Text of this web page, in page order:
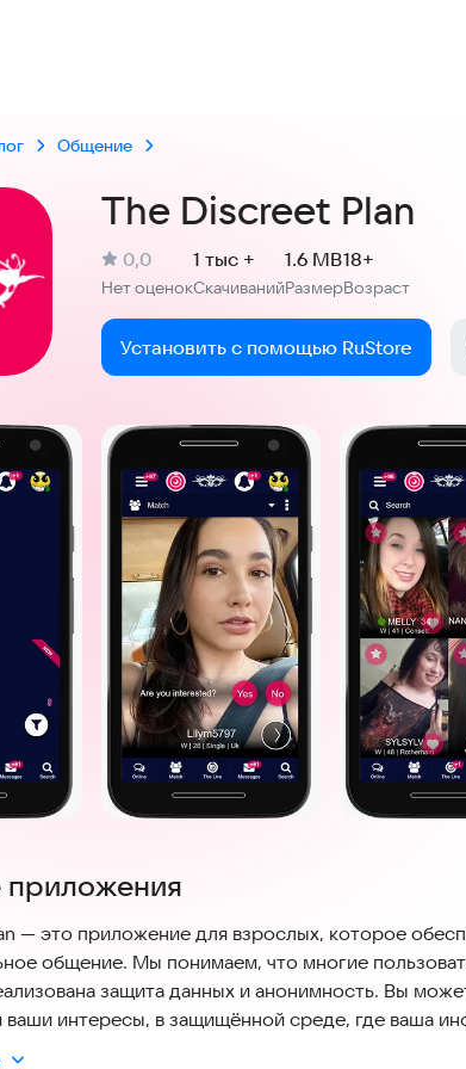
Общение
The Discreet Plan
Рейтинг:
0,0
Нет оценокСкачиваний
1 тыс +
Размер
1.6 MB
Возраст
18+
Установить с помощью RuStore
приложения
— это приложение для взрослых, которое
общение. Мы понимаем, что многие
защита данных и анонимность. Вы
интересы, в защищённой среде, где ваша
Приложение поддерживает чаты,